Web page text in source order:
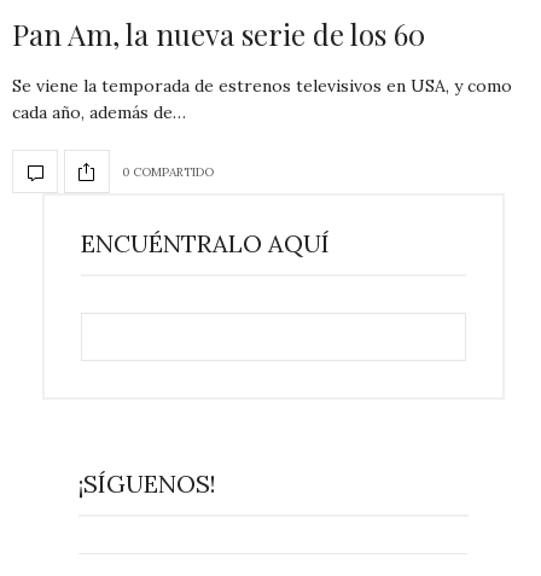
Pan Am, la nueva serie de los 60
Se viene la temporada de estrenos televisivos en USA, y como
cada año, además de…
0 COMPARTIDO
ENCUÉNTRALO AQUÍ
¡SÍGUENOS!